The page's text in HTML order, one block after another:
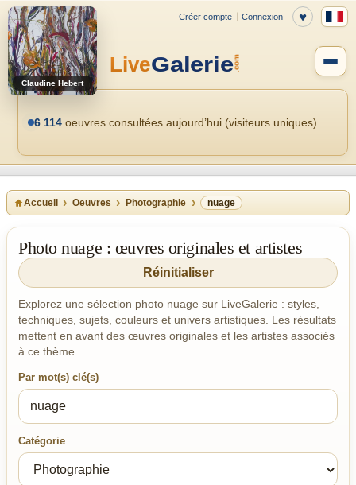
Claudine Hebert
6 114 oeuvres consultées aujourd’hui (visiteurs uniques)
Accueil Oeuvres Photographie nuage
Photo nuage : œuvres originales et artistes
Réinitialiser
Explorez une sélection photo nuage sur LiveGalerie : styles,
techniques, sujets, couleurs et univers artistiques. Les résultats
mettent en avant des œuvres originales et les artistes associés
à ce thème.
Par mot(s) clé(s)
Catégorie